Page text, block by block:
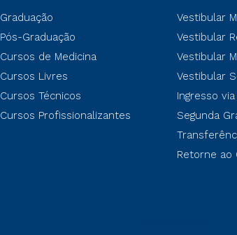
Graduação
Pós-Graduação
Cursos de Medicina
Cursos Livres
Cursos Técnicos
Cursos Profissionalizantes
Vestibular
Vestibular
Vestibular
Vestibular
Ingresso
Segunda
Retorne ao